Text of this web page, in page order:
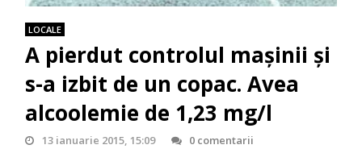
LOCALE
A pierdut controlul mașinii și
s-a izbit de un copac. Avea
alcoolemie de 1,23 mg/l
13 ianuarie 2015, 15:09 0 comentarii